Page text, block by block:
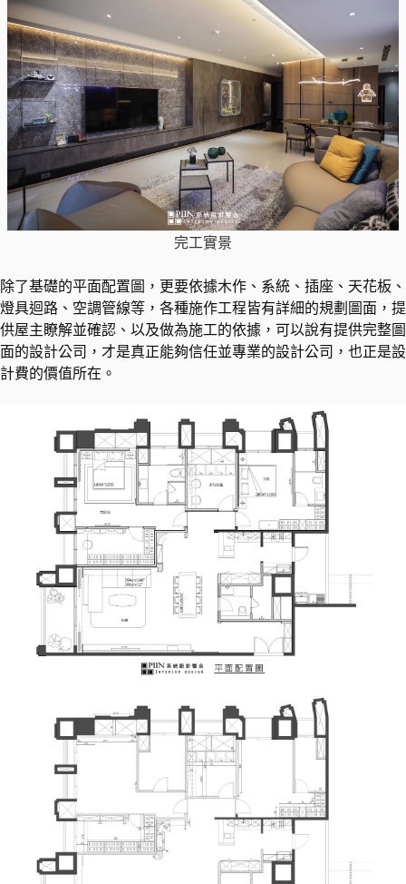
完工實景
除了基礎的平面配置圖，更要依據木作、系統、插座、天花板、
燈具迴路、空調管線等，各種施作工程皆有詳細的規劃圖面，提
供屋主瞭解並確認、以及做為施工的依據，可以說有提供完整圖
面的設計公司，才是真正能夠信任並專業的設計公司，也正是設
計費的價值所在。